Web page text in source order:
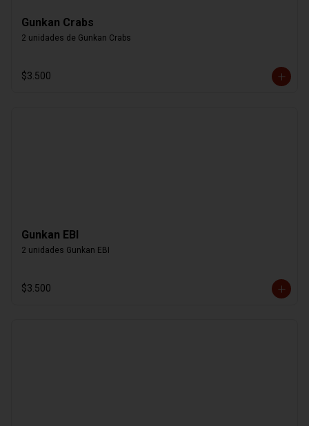
Gunkan Crabs
2 unidades de Gunkan Crabs
$3.500
Gunkan EBI
2 unidades Gunkan EBI
$3.500